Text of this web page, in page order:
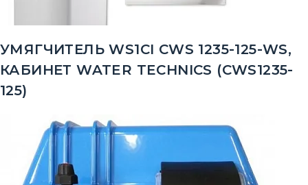
УМЯГЧИТЕЛЬ WS1CI CWS 1235-125-WS,
КАБИНЕТ WATER TECHNICS (CWS1235-
125)